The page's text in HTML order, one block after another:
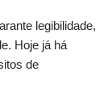
legibilidade,
Hoje já há
de